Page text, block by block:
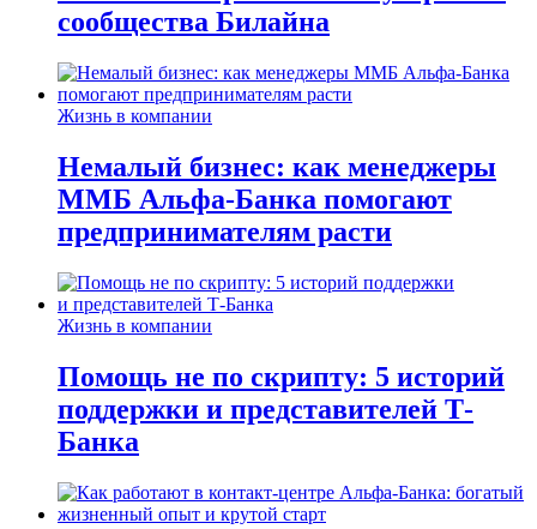
сообщества Билайна
Жизнь в компании
Немалый бизнес: как менеджеры
ММБ Альфа-Банка помогают
предпринимателям расти
Жизнь в компании
Помощь не по скрипту: 5 историй
поддержки и представителей Т-
Банка